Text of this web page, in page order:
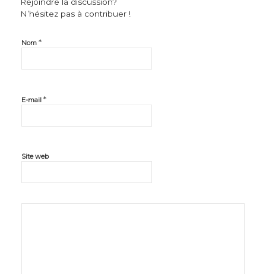
N’hésitez pas à contribuer !
Nom *
E-mail *
Site web